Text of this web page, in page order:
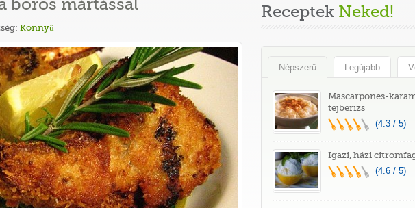
boros mártással
Könnyű
Receptek Neked!
Népszerű Legújabb
Mascarpones-
tejberizs
(4.3 / 5)
Igazi, házi
(4.6 / 5)